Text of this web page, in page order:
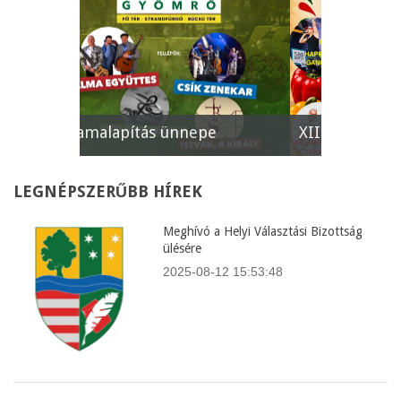
XII. Gyömrői Lecsófesztivál
LEGNÉPSZERŰBB HÍREK
Meghívó a Helyi Választási Bizottság
ülésére
2025-08-12 15:53:48